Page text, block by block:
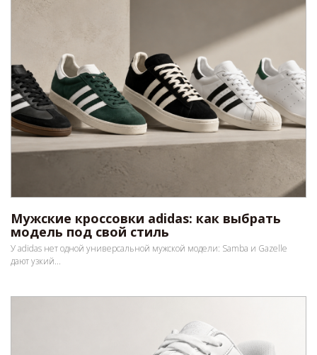
Мужские кроссовки adidas: как выбрать
модель под свой стиль
У adidas нет одной универсальной мужской модели: Samba и Gazelle
дают узкий...